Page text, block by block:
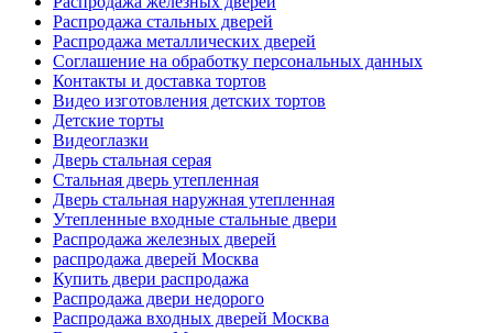
Распродажа стальных дверей
Распродажа металлических дверей
Соглашение на обработку персональных данных
Контакты и доставка тортов
Видео изготовления детских тортов
Детские торты
Видеоглазки
Дверь стальная серая
Стальная дверь утепленная
Дверь стальная наружная утепленная
Утепленные входные стальные двери
Распродажа железных дверей
распродажа дверей Москва
Купить двери распродажа
Распродажа двери недорого
Распродажа входных дверей Москва